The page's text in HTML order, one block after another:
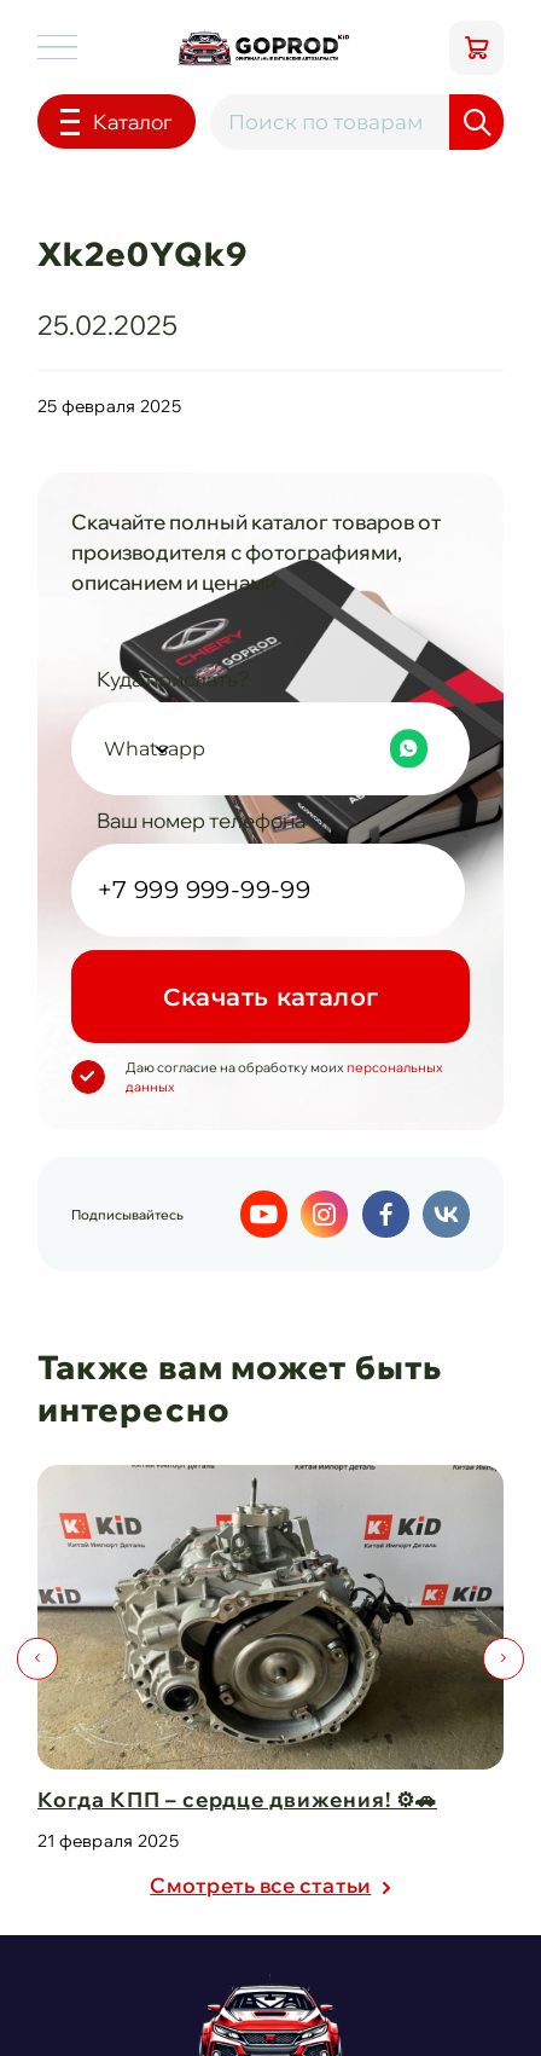
Каталог
Xk2e0YQk9
25.02.2025
25 февраля 2025
Скачайте полный каталог товаров от
производителя с фотографиями,
описанием и ценами
Куда прислать?
Whatsapp
Ваш номер телефона
Cкачать каталог
Даю согласие на обработку моих персональных
данных
Подписывайтесь
Также вам может быть
интересно
Капот для Changan UNI-V – когда
защита в одно ...
Cмотреть все статьи